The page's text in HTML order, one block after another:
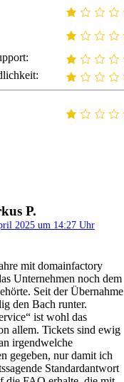
P.
2025 um 14:27 Uhr
mit domainfactory
Unternehmen noch dem
Seit der Übernahme
den Bach runter.
ist wohl das
allem. Tickets sind ewig
irgendwelche
gegeben, nur damit ich
Standardantwort